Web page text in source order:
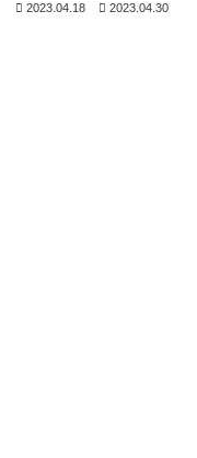
2023.04.18 2023.04.30